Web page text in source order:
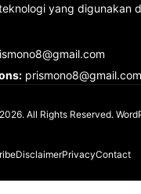
yang digunakan
:prismono8@gmail.com
All Rights Reserved.
DisclaimerPrivacyContact